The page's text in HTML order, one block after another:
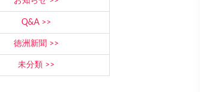
Q&A
徳洲新聞
未分類